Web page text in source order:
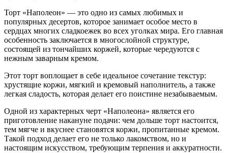
Торт «Наполеон» — это одно из самых любимых и
популярных десертов, которое занимает особое место в
сердцах многих сладкоежек во всех уголках мира. Его главная
особенность заключается в многослойной структуре,
состоящей из тончайших коржей, которые чередуются с
нежным заварным кремом.
Этот торт воплощает в себе идеальное сочетание текстур:
хрустящие коржи, мягкий и кремовый наполнитель, а также
легкая сладость, которая делает его поистине незабываемым.
Одной из характерных черт «Наполеона» является его
приготовление накануне подачи: чем дольше торт настоится,
тем мягче и вкуснее становятся коржи, пропитанные кремом.
Такой подход делает его не только лакомством, но и
настоящим искусством, требующим терпения и аккуратности.